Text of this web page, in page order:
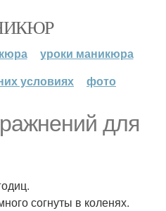
уроки маникюра
условиях
фото
для
согнуты в коленях.